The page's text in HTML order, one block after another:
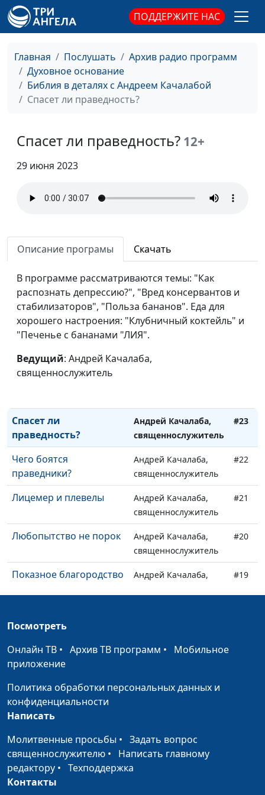
ПОДДЕРЖИТЕ НАС
Главная Послушать
Архив радио программ
Духовное основание
Библия в деталях с Андреем Качалабой
Спасет ли праведность?
Спасет ли праведность? 12+
29 июня 2023
Описание програмы Скачать
В программе рассматриваются темы: "Как
распознать депрессию?", "Вред консервантов и
стабилизаторов", "Польза бананов". Еда для
хорошего настроения: "Клубничный коктейль" и
"Печенье с бананами "ЛИЯ".
Ведущий: Андрей Качалаба,
священнослужитель
Он нашел Иисуса. А ты?
Андрей Качалаба,
священнослужитель
священнослужитель
Победители и
побежденные. Твой
Андрей Качалаба,
священнослужитель
Христос воскрес! Как
праздновать пасху по
Библии?
Андрей Качалаба,
священнослужитель
Божьи чудеса?
священнослужитель
предательства
священнослужитель
(вторая часть)
священнослужитель
Почему Бог молчит?
(первая часть)
Андрей Качалаба,
священнослужитель
с Богом?
священнослужитель
Почему распадаются
Спасет ли
праведность?
Андрей Качалаба,
священнослужитель
#23
Чего боятся
праведники?
Андрей Качалаба,
священнослужитель
#22
Лицемер и плевелы
Андрей Качалаба,
священнослужитель
#21
Любопытство не порок
Андрей Качалаба,
священнослужитель
#20
Показное благородство
Андрей Качалаба,
#19
для всех!
Акцент на каждой
мелочи
Андрей Качалаба,
Новогодняя
Андрей Качалаба,
спасения?
священнослужитель
Почему у нас так много
проблем? Где Бог?
Посмотреть
Онлайн ТВ • Архив ТВ программ • Мобильное
приложение
Политика обработки персональных данных и
конфиденциальности
Написать
Молитвенные просьбы • Задать вопрос
священнослужителю • Написать главному
редактору • Техподдержка
Контакты